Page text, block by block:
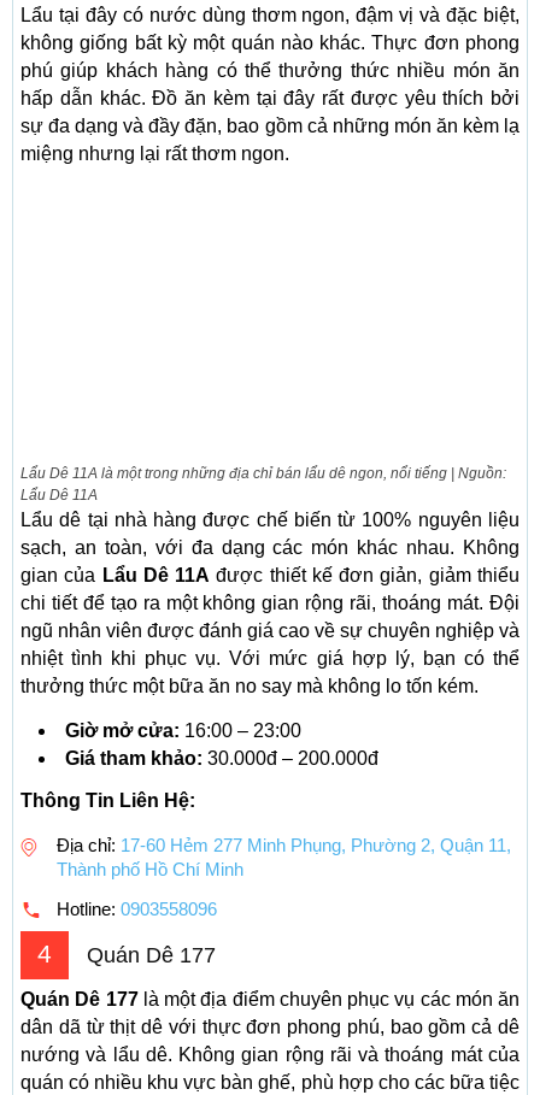
Lẩu tại đây có nước dùng thơm ngon, đậm vị và đặc biệt,
không giống bất kỳ một quán nào khác. Thực đơn phong
phú giúp khách hàng có thể thưởng thức nhiều món ăn
hấp dẫn khác. Đồ ăn kèm tại đây rất được yêu thích bởi
sự đa dạng và đầy đặn, bao gồm cả những món ăn kèm lạ
miệng nhưng lại rất thơm ngon.
Lẩu Dê 11A là một trong những địa chỉ bán lẩu dê ngon, nổi tiếng | Nguồn:
Lẩu Dê 11A
Lẩu dê tại nhà hàng được chế biến từ 100% nguyên liệu
sạch, an toàn, với đa dạng các món khác nhau. Không
gian của Lẩu Dê 11A được thiết kế đơn giản, giảm thiểu
chi tiết để tạo ra một không gian rộng rãi, thoáng mát. Đội
ngũ nhân viên được đánh giá cao về sự chuyên nghiệp và
nhiệt tình khi phục vụ. Với mức giá hợp lý, bạn có thể
thưởng thức một bữa ăn no say mà không lo tốn kém.
Giờ mở cửa: 16:00 – 23:00
Giá tham khảo: 30.000đ – 200.000đ
Thông Tin Liên Hệ:
Địa chỉ: 17-60 Hẻm 277 Minh Phụng, Phường 2, Quận 11,
Thành phố Hồ Chí Minh
Hotline: 0903558096
4 Quán Dê 177
Quán Dê 177là một địa điểm chuyên phục vụ các món ăn
dân dã từ thịt dê với thực đơn phong phú, bao gồm cả dê
nướng và lẩu dê. Không gian rộng rãi và thoáng mát của
quán có nhiều khu vực bàn ghế, phù hợp cho các bữa tiệc